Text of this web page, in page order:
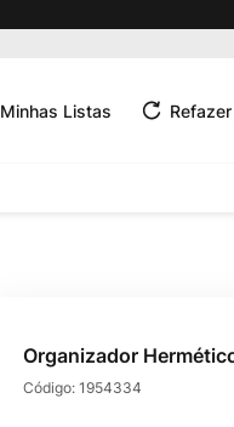
Minhas Listas
Organizador
Código: 1954334